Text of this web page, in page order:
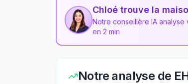
Chloé trouve la
Notre conseillère IA analyse
en 2 min
Notre analyse de